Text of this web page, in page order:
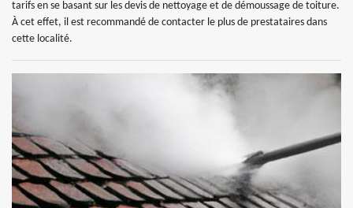
tarifs en se basant sur les devis de nettoyage et de démoussage de toiture.
À cet effet, il est recommandé de contacter le plus de prestataires dans
cette localité.